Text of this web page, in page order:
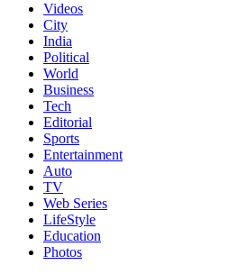
Videos
City
India
Political
World
Business
Tech
Editorial
Sports
Entertainment
Auto
TV
Web Series
LifeStyle
Education
Photos